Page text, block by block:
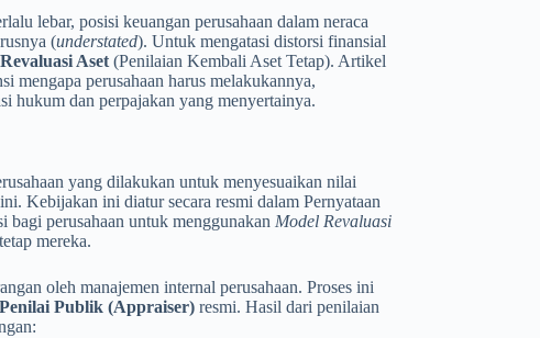
lebar, posisi keuangan perusahaan dalam neraca
(understated). Untuk mengatasi distorsi finansial
Revaluasi Aset(Penilaian Kembali Aset Tetap). Artikel
mengapa perusahaan harus melakukannya,
hukum dan perpajakan yang menyertainya.
yang dilakukan untuk menyesuaikan nilai
Kebijakan ini diatur secara resmi dalam Pernyataan
perusahaan untuk menggunakan Model Revaluasi
mereka.
oleh manajemen internal perusahaan. Proses ini
Penilai Publik (Appraiser)resmi. Hasil dari penilaian